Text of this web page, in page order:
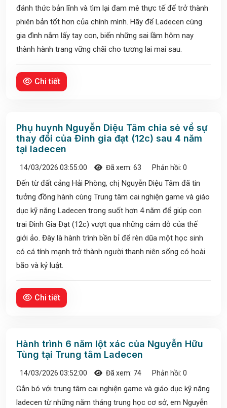
đánh thức bản lĩnh và tìm lại đam mê thực tế để trở thành
phiên bản tốt hơn của chính mình. Hãy để Ladecen cùng
gia đình nắm lấy tay con, biến những sai lầm hôm nay
thành hành trang vững chãi cho tương lai mai sau.
Chi tiết
Phụ huynh Nguyễn Diệu Tâm chia sẻ về sự
thay đổi của Đinh gia đạt (12c) sau 4 năm
tại ladecen
14/03/2026 03:55:00 Đã xem: 63 Phản hồi: 0
Đến từ đất cảng Hải Phòng, chị Nguyễn Diệu Tâm đã tin
tưởng đồng hành cùng Trung tâm cai nghiện game và giáo
dục kỹ năng Ladecen trong suốt hơn 4 năm để giúp con
trai Đinh Gia Đạt (12c) vượt qua những cám dỗ của thế
giới ảo. Đây là hành trình bền bỉ để rèn dũa một học sinh
có cá tính mạnh trở thành người thanh niên sống có hoài
bão và kỷ luật.
Chi tiết
Hành trình 6 năm lột xác của Nguyễn Hữu
Tùng tại Trung tâm Ladecen
14/03/2026 03:52:00 Đã xem: 74 Phản hồi: 0
Gắn bó với trung tâm cai nghiện game và giáo dục kỹ năng
ladecen từ những năm tháng trung học cơ sở, em Nguyễn